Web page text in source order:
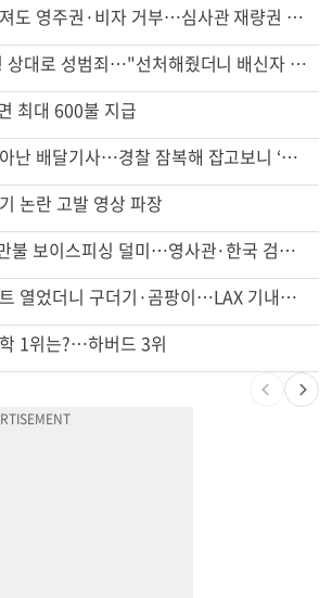
서류 하나만 빠져도 영주권·비자 거부…심사관 재량권 대폭 확대
한인 남성, 처형 상대로 성범죄…"선처해줬더니 배신자 취급"
최대 600불 지급
신호위반 후 달아난 배달기사…경찰 잠복해 잡고보니 ‘반전’
논란 고발 영상 파장
한인 노린 860만불 보이스피싱 덜미…영사관·한국 검찰 사칭
항공기 식기 카트 열었더니 구더기·곰팡이…LAX 기내식 업체 논란
1위는?…하버드 3위